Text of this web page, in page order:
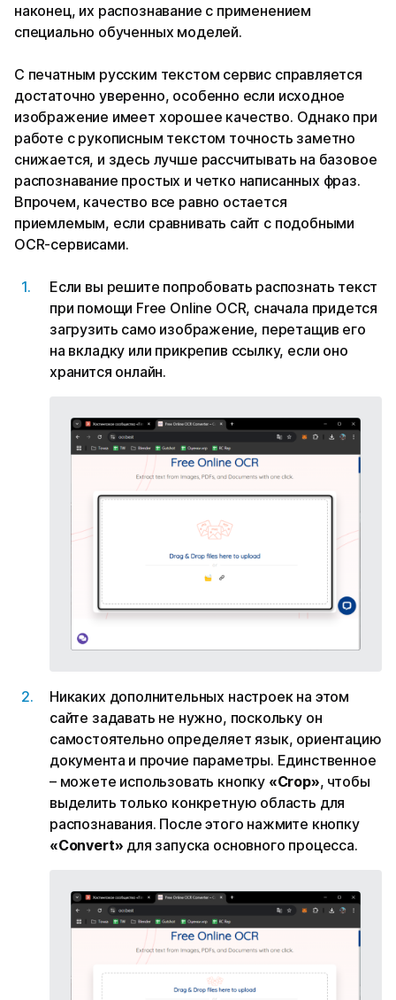
наконец, их распознавание с применением
специально обученных моделей.
С печатным русским текстом сервис справляется
достаточно уверенно, особенно если исходное
изображение имеет хорошее качество. Однако при
работе с рукописным текстом точность заметно
снижается, и здесь лучше рассчитывать на базовое
распознавание простых и четко написанных фраз.
Впрочем, качество все равно остается
приемлемым, если сравнивать сайт с подобными
OCR-сервисами.
Если вы решите попробовать распознать текст
при помощи Free Online OCR, сначала придется
загрузить само изображение, перетащив его
на вкладку или прикрепив ссылку, если оно
хранится онлайн.
Никаких дополнительных настроек на этом
сайте задавать не нужно, поскольку он
самостоятельно определяет язык, ориентацию
документа и прочие параметры. Единственное
– можете использовать кнопку «Crop», чтобы
выделить только конкретную область для
распознавания. После этого нажмите кнопку
«Convert» для запуска основного процесса.